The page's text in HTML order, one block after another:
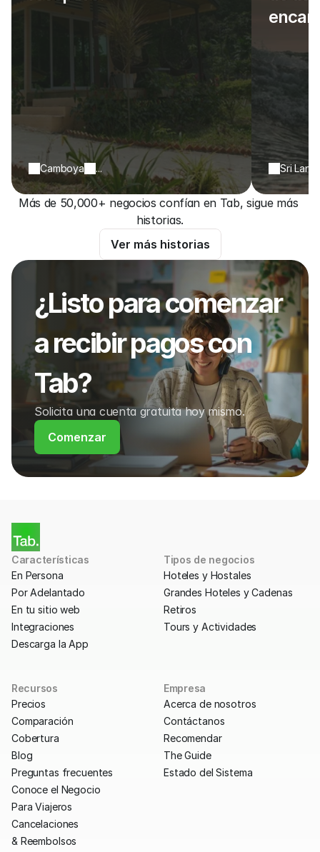
Camboya ... Sri
Más de 50,000+ negocios confían en Tab, sigue más
historias.
Ver más historias
¿Listo para comenzar
a recibir pagos con
Tab?
Solicita una cuenta gratuita hoy mismo.
Comenzar
Características
En Persona
Por Adelantado
En tu sitio web
Integraciones
Descarga la App
Tipos de negocios
Hoteles y Hostales
Grandes Hoteles y Cadenas
Retiros
Tours y Actividades
Recursos
Precios
Conoce el Negocio
Comparación
Cobertura
Para Viajeros
Cancelaciones
& Reembolsos
Blog
Preguntas frecuentes
Empresa
Acerca de nosotros
Contáctanos
Recomendar
The Guide
Estado del Sistema